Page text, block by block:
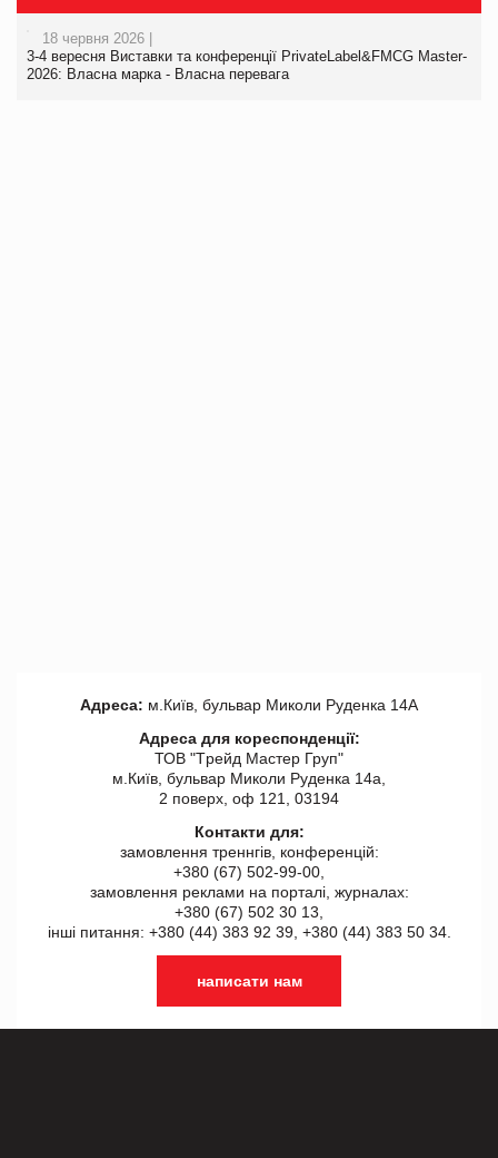
18 червня 2026 |
3-4 вересня Виставки та конференції PrivateLabel&FMCG Master-
2026: Власна марка - Власна перевага
Адреса: м.Київ, бульвар Миколи Руденка 14А
Адреса для кореспонденції:
ТОВ "Tрейд Мастер Груп"
м.Київ, бульвар Миколи Руденка 14а,
2 поверх, оф 121, 03194
Контакти для:
замовлення треннгів, конференцій:
+380 (67) 502-99-00,
замовлення реклами на порталі, журналах:
+380 (67) 502 30 13,
інші питання: +380 (44) 383 92 39, +380 (44) 383 50 34.
написати нам